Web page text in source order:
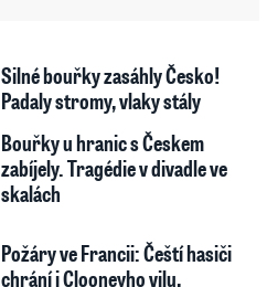
Silné bouřky zasáhly Česko!
Padaly stromy, vlaky stály
Bouřky u hranic s Českem
zabíjely. Tragédie v divadle ve
skalách
Požáry ve Francii: Čeští hasiči
chrání i Clooneyho vilu,